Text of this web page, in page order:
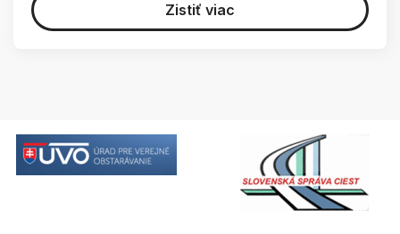
Zistiť viac